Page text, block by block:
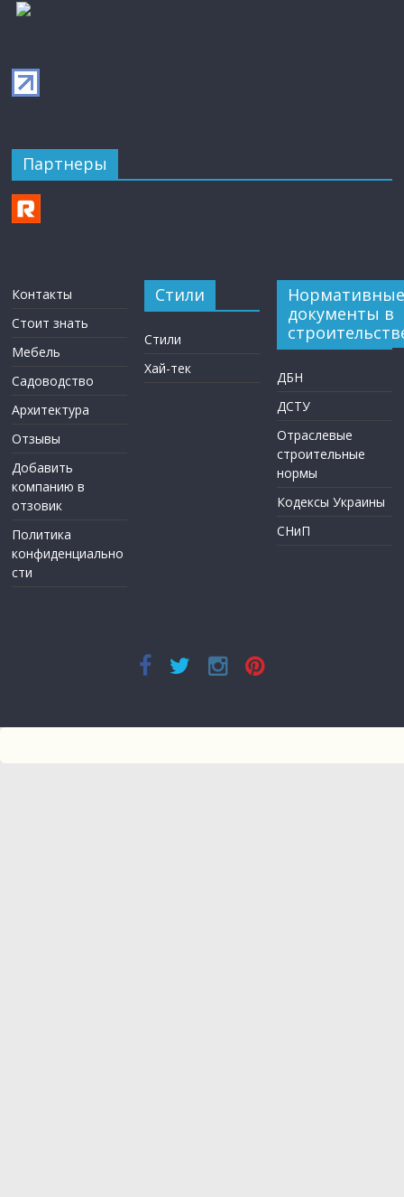
Партнеры
Контакты
Стоит знать
Мебель
Садоводство
Архитектура
Отзывы
Добавить
компанию в
отзовик
Политика
конфиденциально
сти
Стили
Стили
Хай-тек
Нормативные
документы в
ДБН
ДСТУ
Отраслевые
строительные
нормы
Кодексы Украины
СНиП